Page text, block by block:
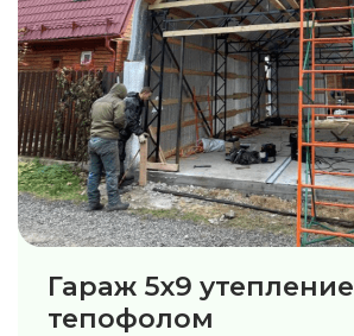
Гараж 5х9 утепление
тепофолом